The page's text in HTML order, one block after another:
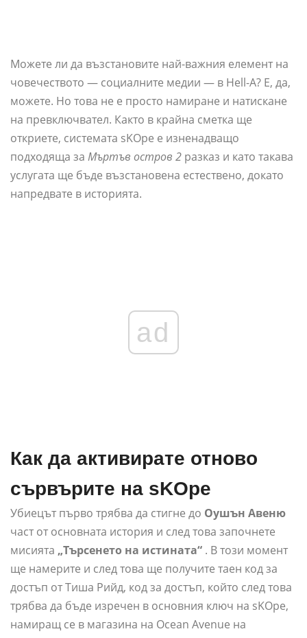
Можете ли да възстановите най-важния елемент на
човечеството — социалните медии — в Hell-A? Е, да,
можете. Но това не е просто намиране и натискане
на превключвател. Както в крайна сметка ще
откриете, системата sKOpe е изненадващо
подходяща за Мъртъв остров 2 разказ и като такава
услугата ще бъде възстановена естествено, докато
напредвате в историята.
ad
Как да активирате отново
сървърите на sKOpe
Убиецът първо трябва да стигне до Оушън Авеню
част от основната история и след това започнете
мисията „Търсенето на истината“ . В този момент
ще намерите и след това ще получите таен код за
достъп от Тиша Рийд, код за достъп, който след това
трябва да бъде изречен в основния ключ на sKOpe,
намиращ се в магазина на Ocean Avenue на